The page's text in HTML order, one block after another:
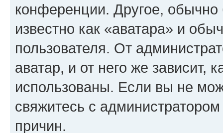
конференции. Другое,
известно как «аватара» и
пользователя. От
аватар, и от него же зависит,
использованы. Если вы не
свяжитесь с
причин.